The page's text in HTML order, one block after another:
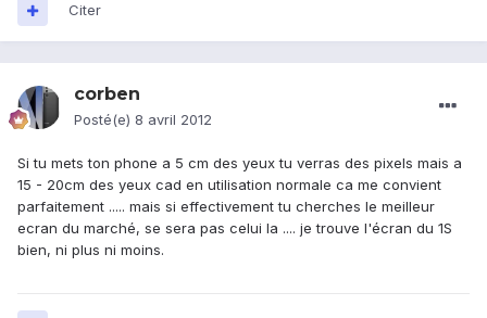
Citer
corben
Posté(e) 8 avril 2012
Si tu mets ton phone a 5 cm des yeux tu verras des pixels mais a
15 - 20cm des yeux cad en utilisation normale ca me convient
parfaitement ..... mais si effectivement tu cherches le meilleur
ecran du marché, se sera pas celui la .... je trouve l'écran du 1S
bien, ni plus ni moins.